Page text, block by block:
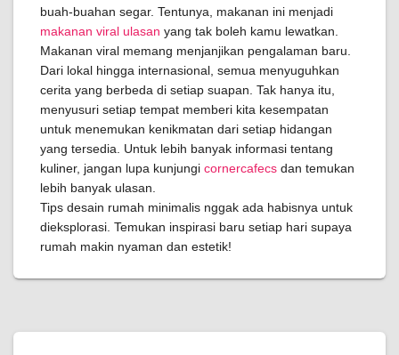
buah-buahan segar. Tentunya, makanan ini menjadi
makanan viral ulasan yang tak boleh kamu lewatkan.
Makanan viral memang menjanjikan pengalaman baru.
Dari lokal hingga internasional, semua menyuguhkan
cerita yang berbeda di setiap suapan. Tak hanya itu,
menyusuri setiap tempat memberi kita kesempatan
untuk menemukan kenikmatan dari setiap hidangan
yang tersedia. Untuk lebih banyak informasi tentang
kuliner, jangan lupa kunjungi cornercafecs dan temukan
lebih banyak ulasan.
Tips desain rumah minimalis nggak ada habisnya untuk
dieksplorasi. Temukan inspirasi baru setiap hari supaya
rumah makin nyaman dan estetik!